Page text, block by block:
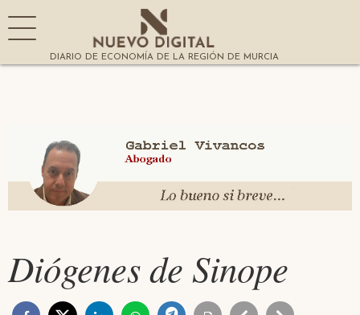
DIARIO DE ECONOMÍA DE LA REGIÓN DE MURCIA
Diógenes de Sinope